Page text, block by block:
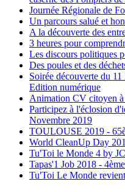
Journée Régionale de
Un parcours salué et
A la découverte des
3 heures pour
Les discours politiques
Des poules et des
Soirée découverte du
Edition numérique
Animation CV citoyen
Participez à l'éclosion
Novembre 2019
TOULOUSE 2019 -
World CleanUp Day
Tu'Toi le Monde 4 by
Tapas'1 Job 2018 -
Tu'Toi Le Monde